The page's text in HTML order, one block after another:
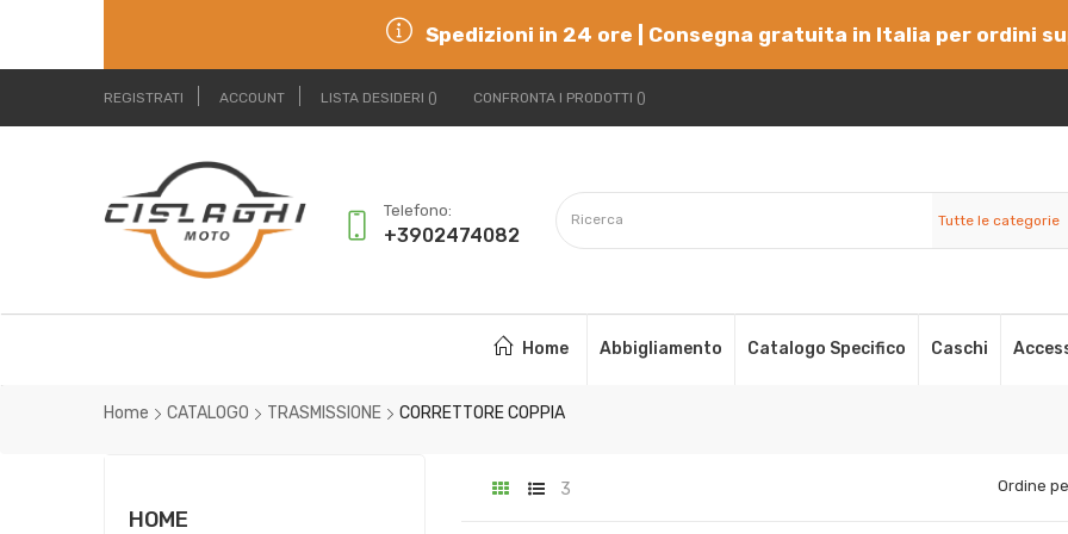
Spedizioni in 24 ore | Consegna gratuita in Italia per ordini
REGISTRATI ACCOUNT LISTA DESIDERI CONFRONTA I PRODOTTI
Telefono:
+3902474082
Tutte le categorie
Home Abbigliamento Catalogo Specifico Caschi
Home CATALOGO TRASMISSIONE CORRETTORE COPPIA
HOME
3 Ordine